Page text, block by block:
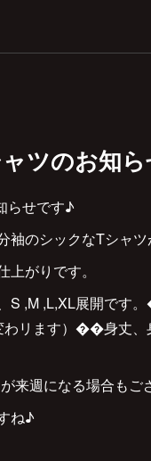
ツのお知
らせです♪
袖のシックなTシャ
がりです。
S ,M ,L,XL展開です
わリます）��身丈
来週になる場合もご
ね♪